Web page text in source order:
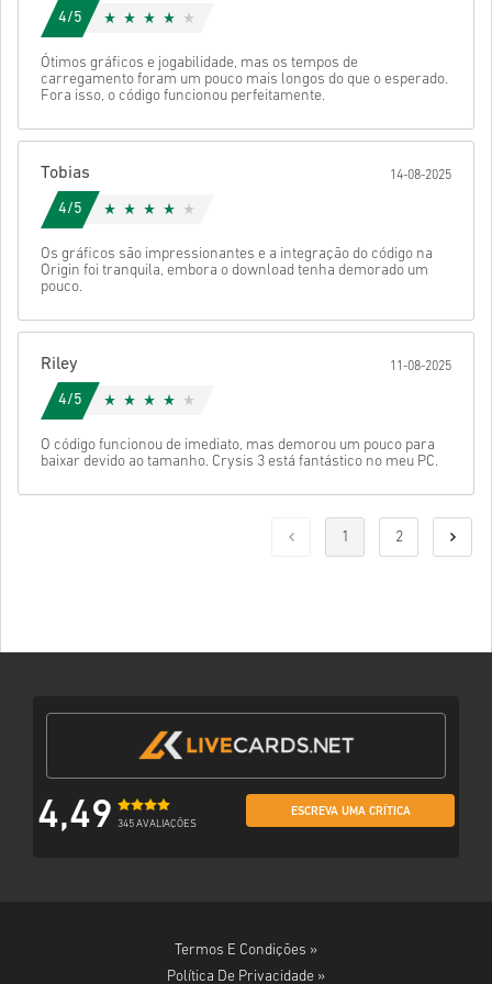
4/5
Ótimos gráficos e jogabilidade, mas os tempos de
carregamento foram um pouco mais longos do que o esperado.
Fora isso, o código funcionou perfeitamente.
Tobias 14-08-2025
4/5
Os gráficos são impressionantes e a integração do código na
Origin foi tranquila, embora o download tenha demorado um
pouco.
Riley 11-08-2025
4/5
O código funcionou de imediato, mas demorou um pouco para
baixar devido ao tamanho. Crysis 3 está fantástico no meu PC.
1 2
4,49 345 AVALIAÇÕES
ESCREVA UMA CRÍTICA
Termos E Condições »
Política De Privacidade »